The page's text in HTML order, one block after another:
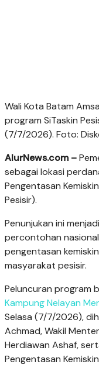
Wali Kota Batam
program SiTaskin
(7/7/2026). Foto:
AlurNews.com –
sebagai lokasi
Pengentasan
Pesisir).
Penunjukan ini
percontohan
pengentasan
masyarakat pesisir.
Peluncuran program
Kampung Nelayan
Selasa (7/7/2026),
Achmad, Wakil
Herdiawan Ashaf,
Pengentasan